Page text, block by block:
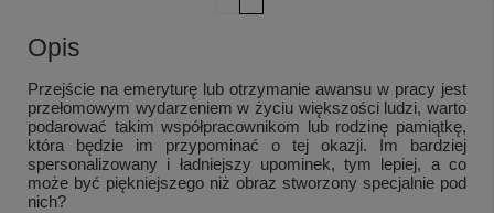
Opis
Przejście na emeryturę lub otrzymanie awansu w pracy jest
przełomowym wydarzeniem w życiu większości ludzi, warto
podarować takim współpracownikom lub rodzinę pamiątkę,
która będzie im przypominać o tej okazji. Im bardziej
spersonalizowany i ładniejszy upominek, tym lepiej, a co
może być piękniejszego niż obraz stworzony specjalnie pod
nich?